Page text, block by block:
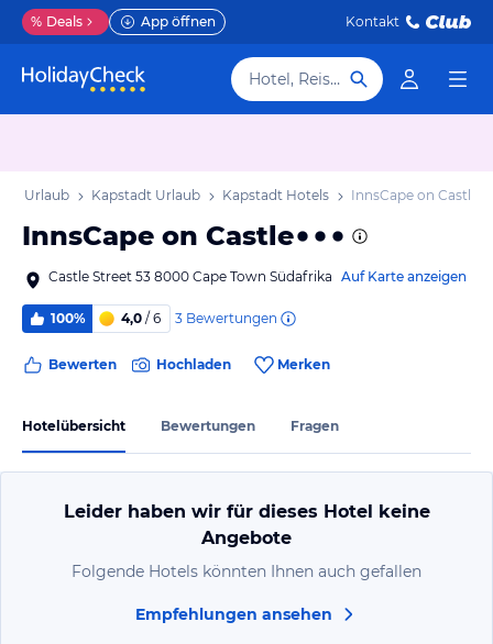
% Deals App öffnen Kontakt
Hotel, Reiseziel
Urlaub Kapstadt Urlaub Kapstadt Hotels InnsCape on Castle
InnsCape on Castle
Castle Street 53 8000 Cape Town Südafrika Auf Karte anzeigen
100% 4,0 / 6 3 Bewertungen
Bewerten Hochladen Merken
Hotelübersicht Bewertungen Fragen
Leider haben wir für dieses Hotel keine
Angebote
Folgende Hotels könnten Ihnen auch gefallen
Empfehlungen ansehen